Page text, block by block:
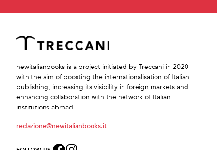
newitalianbooks is a project initiated by Treccani in 2020
with the aim of boosting the internationalisation of Italian
publishing, increasing its visibility in foreign markets and
enhancing collaboration with the network of Italian
institutions abroad.
redazione@newitalianbooks.it